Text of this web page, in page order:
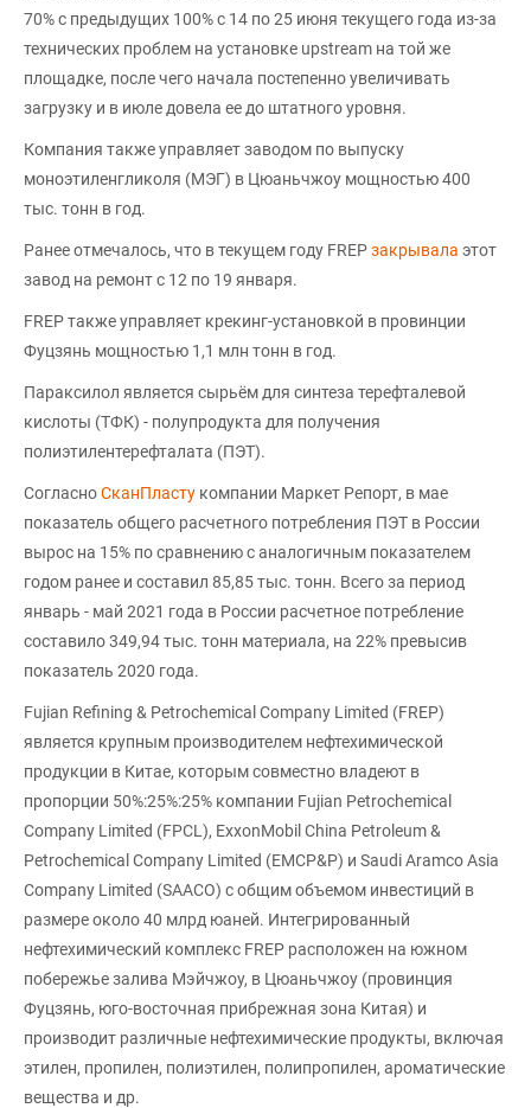
70% с предыдущих 100% с 14 по 25 июня текущего года из-за
технических проблем на установке upstream на той же
площадке, после чего начала постепенно увеличивать
загрузку и в июле довела ее до штатного уровня.
Компания также управляет заводом по выпуску
моноэтиленгликоля (МЭГ) в Цюаньчжоу мощностью 400
тыс. тонн в год.
Ранее отмечалось, что в текущем году FREPзакрывала этот
завод на ремонт с 12 по 19 января.
FREP также управляет крекинг-установкой в провинции
Фуцзянь мощностью 1,1 млн тонн в год.
Параксилол является сырьём для синтеза терефталевой
кислоты (ТФК) - полупродукта для получения
полиэтилентерефталата (ПЭТ).
СогласноСканПласту компании Маркет Репорт, в мае
показатель общего расчетного потребления ПЭТ в России
вырос на 15% по сравнению с аналогичным показателем
годом ранее и составил 85,85 тыс. тонн. Всего за период
январь - май 2021 года в России расчетное потребление
составило 349,94 тыс. тонн материала, на 22% превысив
показатель 2020 года.
Fujian Refining & Petrochemical Company Limited (FREP)
является крупным производителем нефтехимической
продукции в Китае, которым совместно владеют в
пропорции 50%:25%:25% компании Fujian Petrochemical
Company Limited (FPCL), ExxonMobil China Petroleum &
Petrochemical Company Limited (EMCP&P) и Saudi Aramco Asia
Company Limited (SAACO) с общим объемом инвестиций в
размере около 40 млрд юаней. Интегрированный
нефтехимический комплекс FREP расположен на южном
побережье залива Мэйчжоу, в Цюаньчжоу (провинция
Фуцзянь, юго-восточная прибрежная зона Китая) и
производит различные нефтехимические продукты, включая
этилен, пропилен, полиэтилен, полипропилен, ароматические
вещества и др.